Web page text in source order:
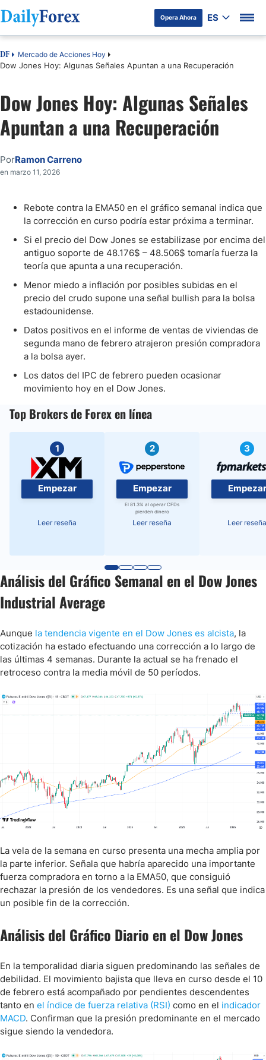
Opera Ahora ES
DF Mercado de Acciones Hoy
Dow Jones Hoy: Algunas Señales Apuntan a una Recuperación
Dow Jones Hoy: Algunas Señales
Apuntan a una Recuperación
PorRamon Carreno
en marzo 11, 2026
Rebote contra la EMA50 en el gráfico semanal indica que
la corrección en curso podría estar próxima a terminar.
Si el precio del Dow Jones se estabilizase por encima del
antiguo soporte de 48.176$ – 48.506$ tomaría fuerza la
teoría que apunta a una recuperación.
Menor miedo a inflación por posibles subidas en el
precio del crudo supone una señal bullish para la bolsa
estadounidense.
Datos positivos en el informe de ventas de viviendas de
segunda mano de febrero atrajeron presión compradora
a la bolsa ayer.
Los datos del IPC de febrero pueden ocasionar
movimiento hoy en el Dow Jones.
Top Brokers de Forex en línea
1
Empezar
Leer reseña
2
Empezar
El 81.3% al operar CFDs
pierden dinero
Leer reseña
3
Empezar
Leer reseña
Análisis del Gráfico Semanal en el Dow Jones
Industrial Average
Aunque la tendencia vigente en el Dow Jones es alcista, la
cotización ha estado efectuando una corrección a lo largo de
las últimas 4 semanas. Durante la actual se ha frenado el
retroceso contra la media móvil de 50 períodos.
La vela de la semana en curso presenta una mecha amplia por
la parte inferior. Señala que habría aparecido una importante
fuerza compradora en torno a la EMA50, que consiguió
rechazar la presión de los vendedores. Es una señal que indica
un posible fin de la corrección.
Análisis del Gráfico Diario en el Dow Jones
En la temporalidad diaria siguen predominando las señales de
debilidad. El movimiento bajista que lleva en curso desde el 10
de febrero está acompañado por pendientes descendentes
tanto en el índice de fuerza relativa (RSI) como en el indicador
MACD. Confirman que la presión predominante en el mercado
sigue siendo la vendedora.